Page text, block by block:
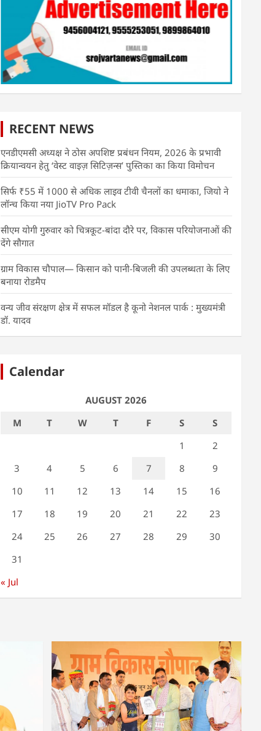
RECENT NEWS
एनडीएमसी अध्यक्ष ने ठोस अपशिष्ट प्रबंधन नियम, 2026 के प्रभावी
क्रियान्वयन हेतु ‘वेस्ट वाइज़ सिटिज़न्स’ पुस्तिका का किया विमोचन
सिर्फ ₹55 में 1000 से अधिक लाइव टीवी चैनलों का धमाका, जियो ने
लॉन्च किया नया JioTV Pro Pack
सीएम योगी गुरुवार को चित्रकूट-बांदा दौरे पर, विकास परियोजनाओं की
देंगे सौगात
ग्राम विकास चौपाल— किसान को पानी-बिजली की उपलब्धता के लिए
बनाया रोडमैप
वन्य जीव संरक्षण क्षेत्र में सफल मॉडल है कूनो नेशनल पार्क : मुख्यमंत्री
डॉ. यादव
Calendar
AUGUST 2026
M
T W T F S
S
1
2
3
4 5 6 7 8
9
10
11 12 13 14 15
16
17
18 19 20 21 22
23
24
25 26 27 28 29
30
31
« Jul